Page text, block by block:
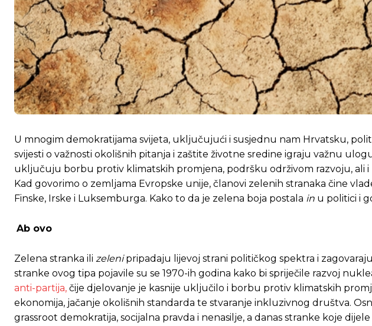
U mnogim demokratijama svijeta, uključujući i susjednu nam Hrvatsku,
svijesti o važnosti okolišnih pitanja i zaštite životne sredine igraju važnu
uključuju borbu protiv klimatskih promjena, podršku održivom razvoju, ali
Kad govorimo o zemljama Evropske unije, članovi zelenih stranaka čine
Finske, Irske i Luksemburga. Kako to da je zelena boja postala in u politici i
Ab ovo
Zelena stranka ili zelenipripadaju lijevoj strani političkog spektra i
stranke ovog tipa pojavile su se 1970-ih godina kako bi spriječile razvoj
anti-partija, čije djelovanje je kasnije uključilo i borbu protiv klimatskih
ekonomija, jačanje okolišnih standarda te stvaranje inkluzivnog društva.
grassroot demokratija, socijalna pravda i nenasilje, a danas stranke koje